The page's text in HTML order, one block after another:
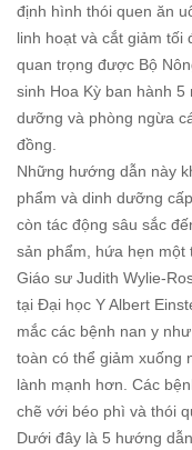
định hình thói quen ăn
linh hoạt và cắt giảm tối
quan trọng được Bộ
sinh Hoa Kỳ ban hành
dưỡng và phòng ngừa
đồng.
Những hướng dẫn này
phẩm và dinh dưỡng
còn tác động sâu sắc
sản phẩm, hứa hẹn một
Giáo sư Judith Wylie-
tại Đại học Y Albert
mắc các bệnh nan y
toàn có thể giảm xuống
lành mạnh hơn. Các
chẽ với béo phì và thói
Dưới đây là 5 hướng